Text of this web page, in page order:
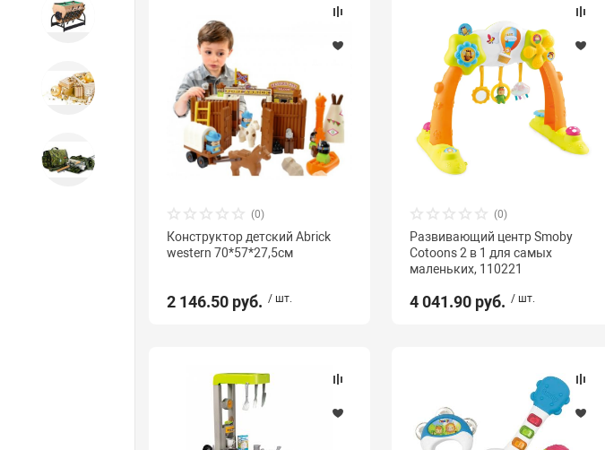
Новогодний ассортимент
Охота, спорт, туризм
(0)
Конструктор детский Abrick
western 70*57*27,5см
2 146.50 руб. / шт.
(0)
Развивающий центр Smoby
Cotoons 2 в 1 для самых
маленьких, 110221
4 041.90 руб. / шт.